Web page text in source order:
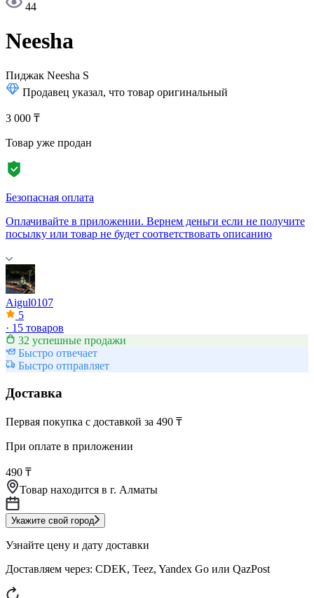
44
Neesha
Пиджак Neesha S
Продавец указал, что товар оригинальный
3 000 ₸
Товар уже продан
Безопасная оплата
Оплачивайте в приложении. Вернем деньги если не получите
посылку или товар не будет соответствовать описанию
Aigul0107
5
· 15 товаров
32 успешные продажи
Быстро отвечает
Быстро отправляет
Доставка
Первая покупка с доставкой за 490 ₸
При оплате в приложении
490 ₸
Товар находится в г. Алматы
Укажите свой город
Узнайте цену и дату доставки
Доставляем через: CDEK, Teez, Yandex Go или QazPost